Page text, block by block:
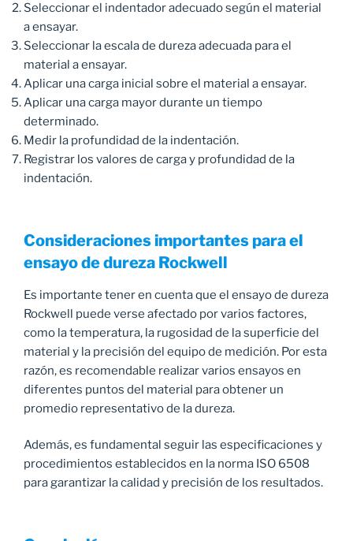
Seleccionar el indentador adecuado según el material
a ensayar.
Seleccionar la escala de dureza adecuada para el
material a ensayar.
Aplicar una carga inicial sobre el material a ensayar.
Aplicar una carga mayor durante un tiempo
determinado.
Medir la profundidad de la indentación.
Registrar los valores de carga y profundidad de la
indentación.
Consideraciones importantes para el
ensayo de dureza Rockwell
Es importante tener en cuenta que el ensayo de dureza
Rockwell puede verse afectado por varios factores,
como la temperatura, la rugosidad de la superficie del
material y la precisión del equipo de medición. Por esta
razón, es recomendable realizar varios ensayos en
diferentes puntos del material para obtener un
promedio representativo de la dureza.
Además, es fundamental seguir las especificaciones y
procedimientos establecidos en la norma ISO 6508
para garantizar la calidad y precisión de los resultados.